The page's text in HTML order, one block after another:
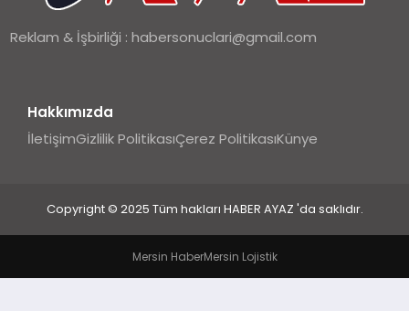
TEKNOLOJI
Reklam & İşbirliği :habersonuclari@gmail.com
Hakkımızda
İletişimGizlilik PolitikasıÇerez PolitikasıKünye
Copyright © 2025 Tüm hakları HABER AYAZ 'da saklıdır.
Mersin HaberMersin Lojistik